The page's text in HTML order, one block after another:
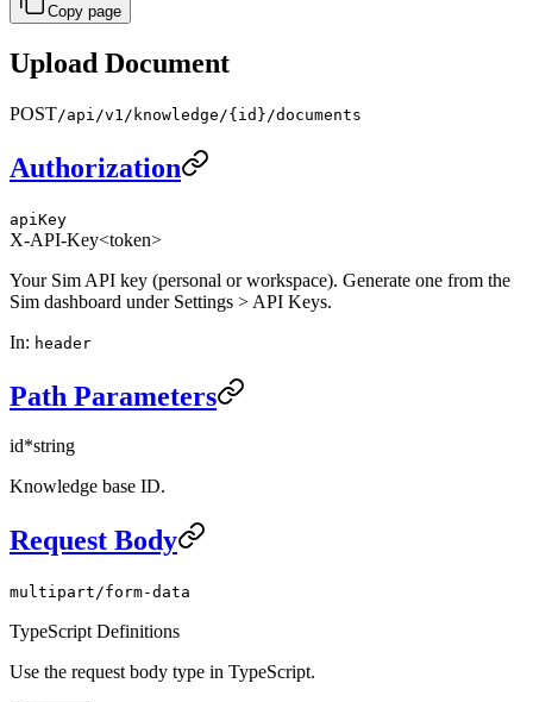
Copy page
Upload Document
POST/api/v1/knowledge/{id}/documents
Authorization
apiKey
X-API-Key<token>
Your Sim API key (personal or workspace). Generate one from the
Sim dashboard under Settings > API Keys.
In: header
Path Parameters
id*string
Knowledge base ID.
Request Body
multipart/form-data
TypeScript Definitions
Use the request body type in TypeScript.